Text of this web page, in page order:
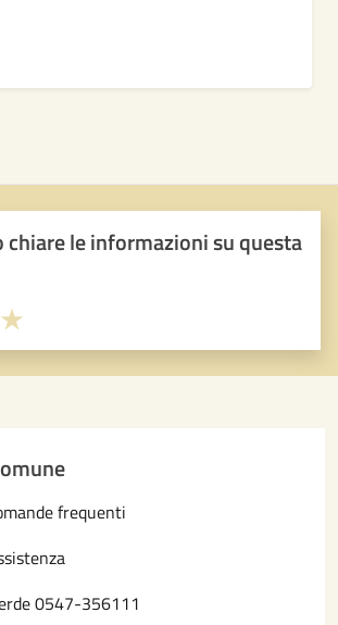
chiare le informazioni su questa
5 stelle su 5
4 stelle su 5
stelle su 5
su 5
5
frequenti
0547-356111